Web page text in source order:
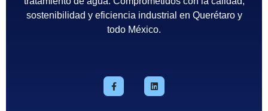
sostenibilidad y eficiencia industrial en Querétaro y
todo México.